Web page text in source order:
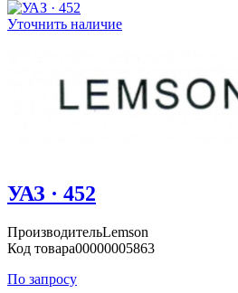
Уточнить наличие
УАЗ · 452
ПроизводительLemson
Код товара00000005863
По запросу